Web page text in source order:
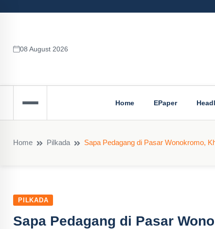
08 August 2026
Home EPaper
Home Pilkada Sapa Pedagang di Pasar Wonokromo,
PILKADA
Sapa Pedagang di Pasar